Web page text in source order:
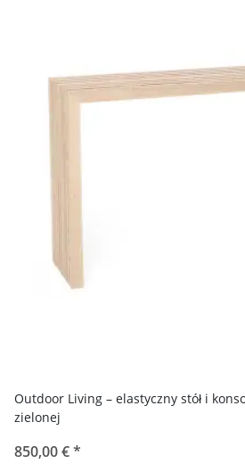
Outdoor Living – elastyczny stół i
zielonej
850,00 €*